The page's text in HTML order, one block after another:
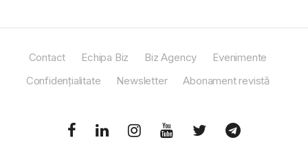
Contact Echipa Biz Biz Agency
Evenimente
Confidențialitate
Newsletter Abonament revistă